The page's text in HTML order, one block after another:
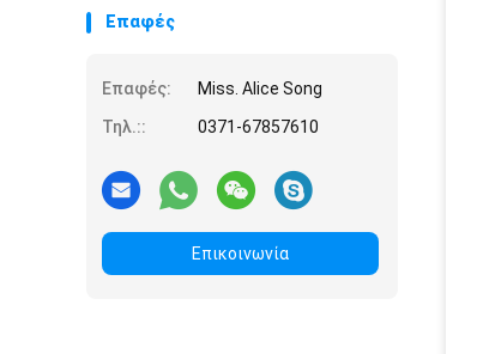
Επαφές
Επαφές:
Miss. Alice Song
Τηλ.::
0371-67857610
Επικοινωνία